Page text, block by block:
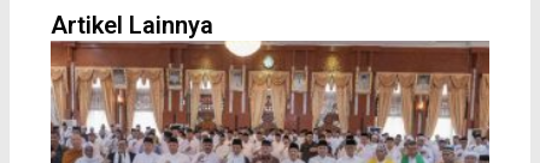
o
o
k
e
r
r
e
t
a
p
p e
Artikel Lainnya